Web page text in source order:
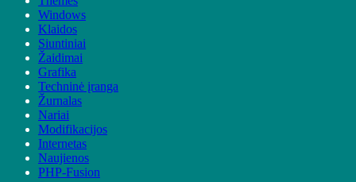
Windows
Klaidos
Siuntiniai
Žaidimai
Grafika
Techninė įranga
Žurnalas
Nariai
Modifikacijos
Internetas
Naujienos
PHP-Fusion